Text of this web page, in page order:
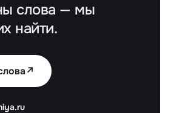
слова — мы
найти.
↗